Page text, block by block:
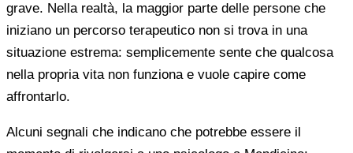
grave. Nella realtà, la maggior parte delle persone che
iniziano un percorso terapeutico non si trova in una
situazione estrema: semplicemente sente che qualcosa
nella propria vita non funziona e vuole capire come
affrontarlo.
Alcuni segnali che indicano che potrebbe essere il